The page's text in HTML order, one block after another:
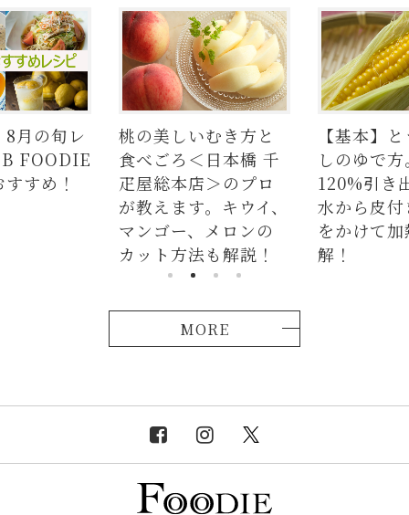
月の旬レ
FOODIE
すめ！
桃の美しいむき方と
食べごろ＜日本橋 千
疋屋総本店＞のプロ
が教えます。キウイ、
マンゴー、メロンの
カット方法も解説！
【基本】
しのゆで
120%引き
水から皮
をかけて
解！
MORE